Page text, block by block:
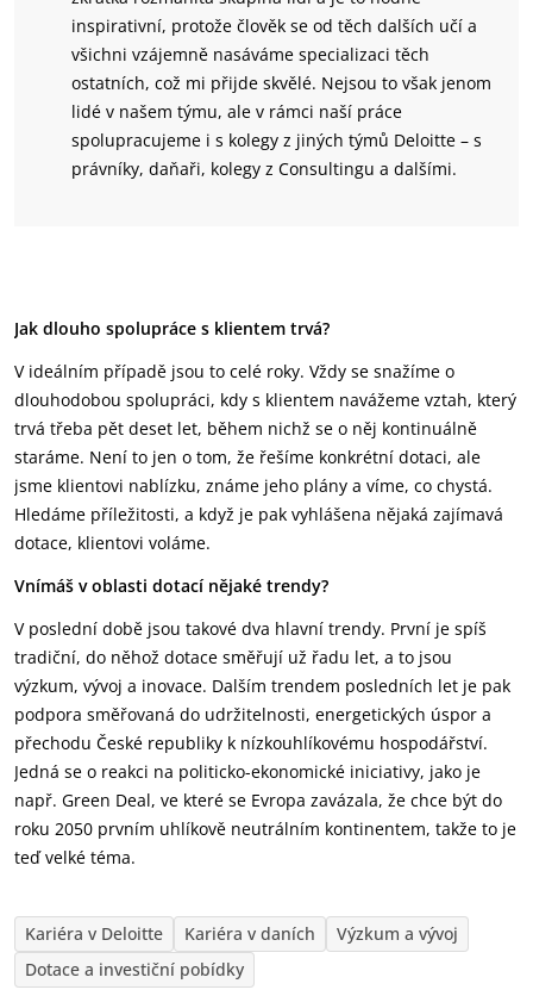
inspirativní, protože člověk se od těch dalších učí a
všichni vzájemně nasáváme specializaci těch
ostatních, což mi přijde skvělé. Nejsou to však jenom
lidé v našem týmu, ale v rámci naší práce
spolupracujeme i s kolegy z jiných týmů Deloitte – s
právníky, daňaři, kolegy z Consultingu a dalšími.
Jak dlouho spolupráce s klientem trvá?
V ideálním případě jsou to celé roky. Vždy se snažíme o
dlouhodobou spolupráci, kdy s klientem navážeme vztah, který
trvá třeba pět deset let, během nichž se o něj kontinuálně
staráme. Není to jen o tom, že řešíme konkrétní dotaci, ale
jsme klientovi nablízku, známe jeho plány a víme, co chystá.
Hledáme příležitosti, a když je pak vyhlášena nějaká zajímavá
dotace, klientovi voláme.
Vnímáš v oblasti dotací nějaké trendy?
V poslední době jsou takové dva hlavní trendy. První je spíš
tradiční, do něhož dotace směřují už řadu let, a to jsou
výzkum, vývoj a inovace. Dalším trendem posledních let je pak
podpora směřovaná do udržitelnosti, energetických úspor a
přechodu České republiky k nízkouhlíkovému hospodářství.
Jedná se o reakci na politicko-ekonomické iniciativy, jako je
např. Green Deal, ve které se Evropa zavázala, že chce být do
roku 2050 prvním uhlíkově neutrálním kontinentem, takže to je
teď velké téma.
Kariéra v Deloitte Kariéra v daních
Výzkum a vývoj
Dotace a investiční pobídky